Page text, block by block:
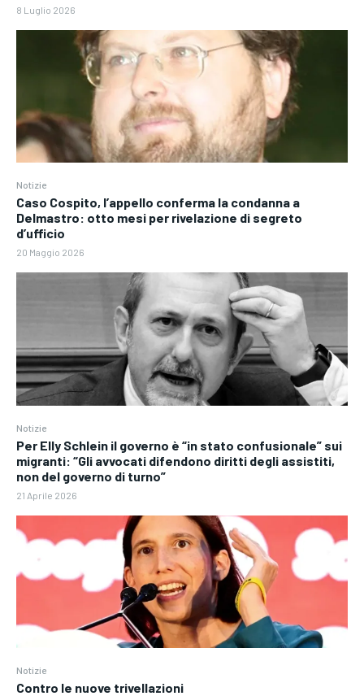
8 Luglio 2026
Notizie
Caso Cospito, l’appello conferma la condanna a
Delmastro: otto mesi per rivelazione di segreto
d’ufficio
20 Maggio 2026
Notizie
Per Elly Schlein il governo è “in stato confusionale” sui
migranti: “Gli avvocati difendono diritti degli assistiti,
non del governo di turno”
21 Aprile 2026
Notizie
Contro le nuove trivellazioni